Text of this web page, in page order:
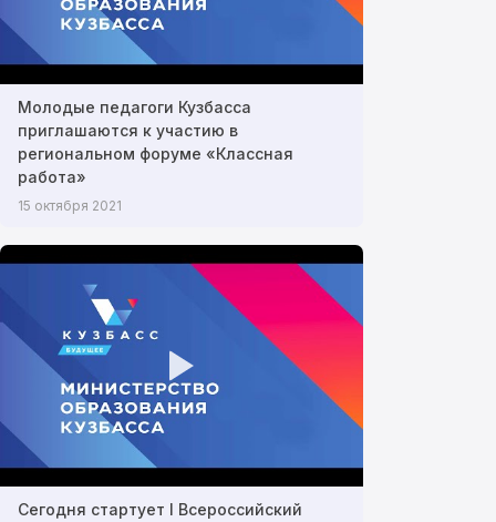
Молодые педагоги Кузбасса
приглашаются к участию в
региональном форуме «Классная
работа»
15 октября 2021
Сегодня стартует I Всероссийский